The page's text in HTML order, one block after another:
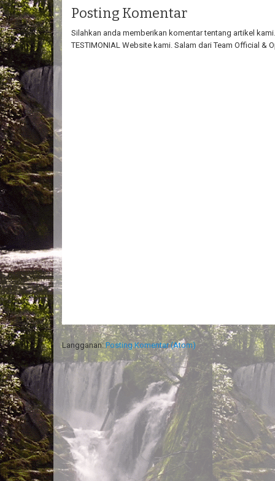
Posting Komentar
Silahkan anda memberikan komentar tentang artikel
TESTIMONIAL Website kami. Salam dari Team Official &
Langganan:Posting Komentar (Atom)